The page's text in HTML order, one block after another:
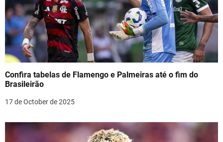
Confira tabelas de Flamengo e Palmeiras até o fim do
Brasileirão
17 de October de 2025